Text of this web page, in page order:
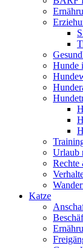
Hunde
Urlaub
Rechte
Katze